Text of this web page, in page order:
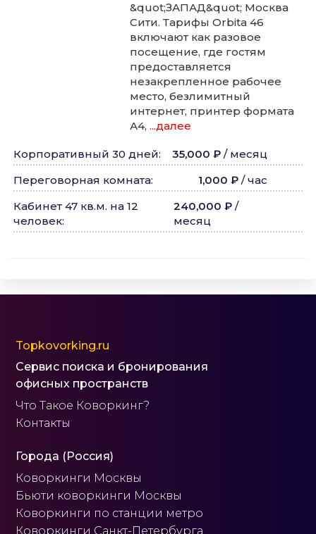
&quot;ЗАПАД&quot; Москва
Сити. Тарифы Orbita 46
включают как разовое
посещение, где гостям
предоставляется
незакрепленное рабочее
место, безлимитный
интернет, принтер формата
А4, ...далее
Корпоративный 30 дней: 35,000 ₽ / месяц
Переговорная комната: 1,000 ₽ / час
Кабинет 47 кв.м. на 12
человек:
240,000 ₽ /
месяц
Topkovorking.ru
Сервис поиска и бронирования
офисных пространств
Что Такое Коворкинг?
Контакты
Города (Россия)
Коворкинги Москвы
Бьюти коворкинги Москвы
Коворкинги по станции метро
Коворкинги Санкт-Петербурга